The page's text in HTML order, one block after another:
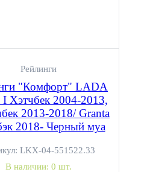
Рейлинги
"Комфорт" LADA
Хэтчбек 2004-2013,
2013-2018/ Granta
2018- Черный муа
LKX-04-551522.33
В наличии: 0 шт.